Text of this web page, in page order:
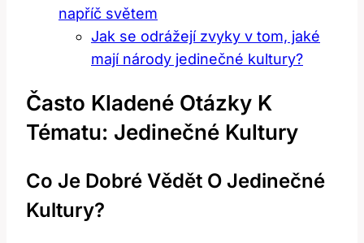
napříč světem
Jak se odrážejí zvyky v tom, jaké
mají národy jedinečné kultury?
Často Kladené Otázky K
Tématu: Jedinečné Kultury
Co Je Dobré Vědět O Jedinečné
Kultury?